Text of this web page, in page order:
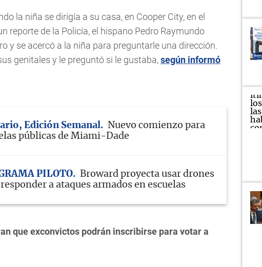
la niña se dirigía a su casa, en Cooper City, en el
reporte de la Policía, el hispano Pedro Raymundo
y se acercó a la niña para preguntarle una dirección.
genitales y le preguntó si le gustaba,según informó
Edición Semanal
Nuevo comienzo para
públicas de Miami-Dade
PILOTO
Broward proyecta usar drones
a ataques armados en escuelas
que exconvictos podrán inscribirse para votar a